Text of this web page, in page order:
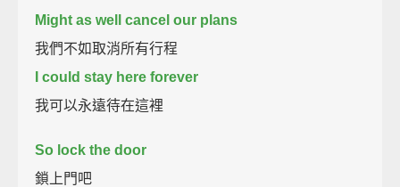
Might as well cancel our plans
我們不如取消所有行程
I could stay here forever
我可以永遠待在這裡
So lock the door
鎖上門吧